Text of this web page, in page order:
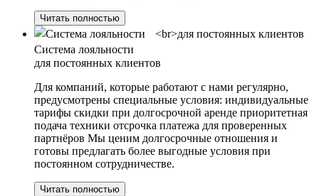
Читать полностью
Система лояльности
для постоянных клиентов
Для компаний, которые работают с нами регулярно,
предусмотрены специальные условия: индивидуальные
тарифы скидки при долгосрочной аренде приоритетная
подача техники отсрочка платежа для проверенных
партнёров Мы ценим долгосрочные отношения и
готовы предлагать более выгодные условия при
постоянном сотрудничестве.
Читать полностью